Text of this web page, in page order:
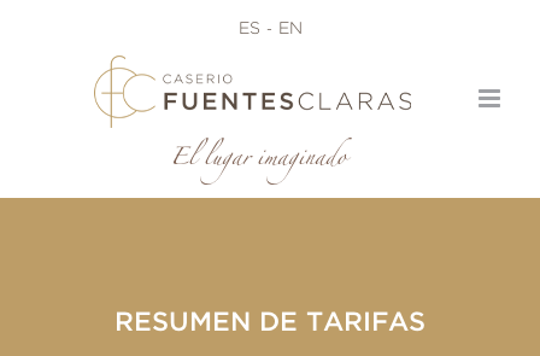
ES EN
El lugar imaginado
RESUMEN DE TARIFAS